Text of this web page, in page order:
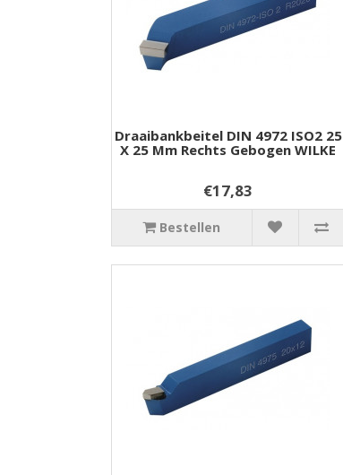
Draaibankbeitel DIN 4972 ISO2 25
X 25 Mm Rechts Gebogen WILKE
€17,83
Bestellen